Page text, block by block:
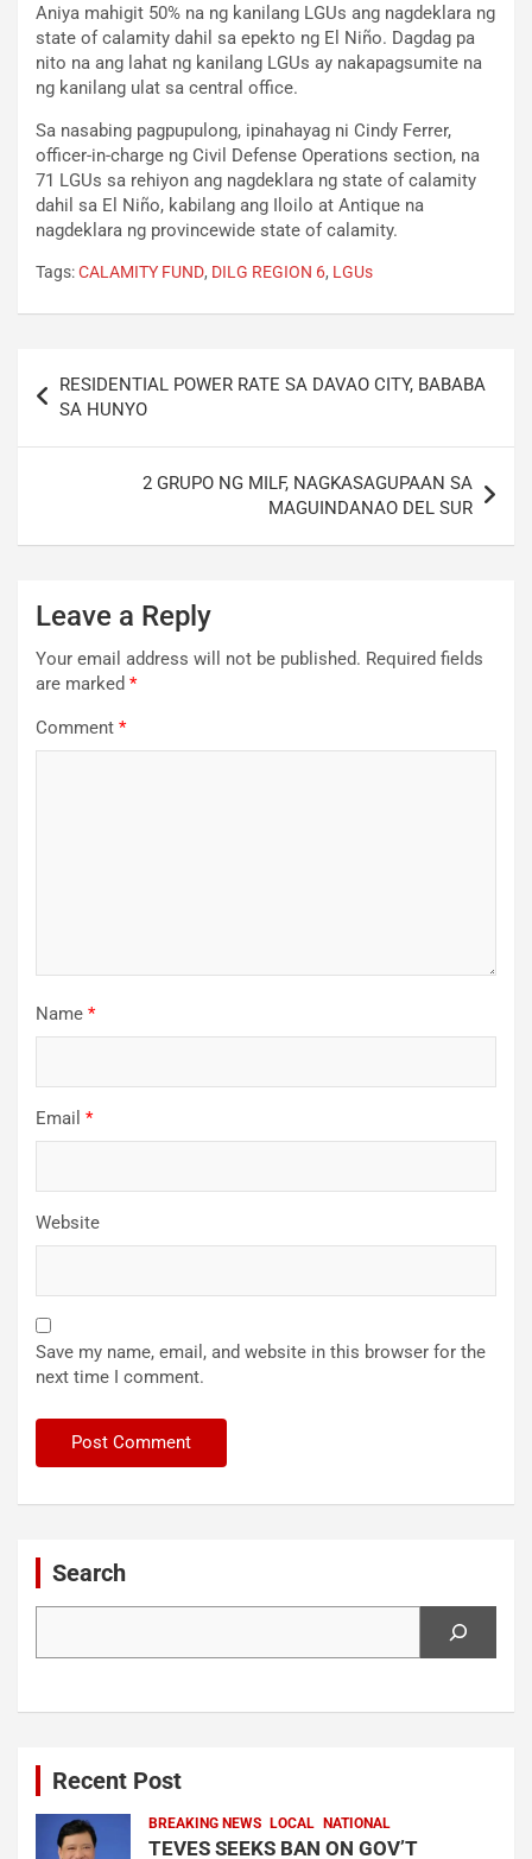
Aniya mahigit 50% na ng kanilang LGUs ang nagdeklara ng
state of calamity dahil sa epekto ng El Niño. Dagdag pa
nito na ang lahat ng kanilang LGUs ay nakapagsumite na
ng kanilang ulat sa central office.
Sa nasabing pagpupulong, ipinahayag ni Cindy Ferrer,
officer-in-charge ng Civil Defense Operations section, na
71 LGUs sa rehiyon ang nagdeklara ng state of calamity
dahil sa El Niño, kabilang ang Iloilo at Antique na
nagdeklara ng provincewide state of calamity.
Tags:CALAMITY FUND, DILG REGION 6, LGUs
navigation
RESIDENTIAL POWER RATE SA DAVAO CITY, BABABA
SA HUNYO
2 GRUPO NG MILF, NAGKASAGUPAAN SA
MAGUINDANAO DEL SUR
Leave a Reply
Your email address will not be published. Required fields
are marked *
Comment *
Name *
Email *
Website
Save my name, email, and website in this browser for the
next time I comment.
Search
Recent Post
BREAKING NEWS LOCAL NATIONAL
TEVES SEEKS BAN ON GOV’T